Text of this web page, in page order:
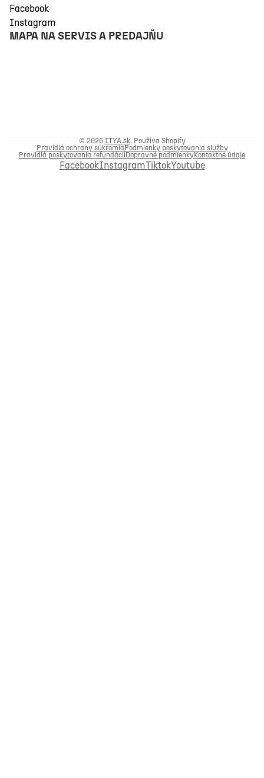
Facebook
Instagram
MAPA NA SERVIS A PREDAJŇU
© 2026 ITYA.sk, Používa Shopify
Pravidlá ochrany súkromiaPodmienky poskytovania služby
Pravidlá poskytovania refundáciíDopravné podmienkyKontaktné údaje
FacebookInstagramTiktokYoutube